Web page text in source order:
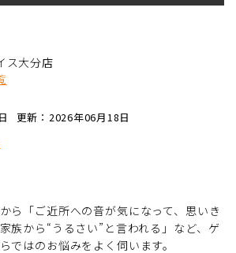
ス大分店
更新：2026年06月18日
ら「ご近所への音が気になって、思いき
族から“うるさい”と言われる」など、ゲ
ではのお悩みをよく伺います。